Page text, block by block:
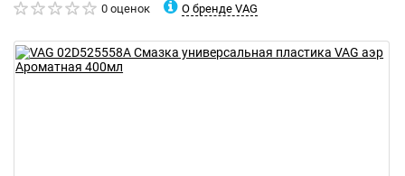
0 оценок О бренде VAG